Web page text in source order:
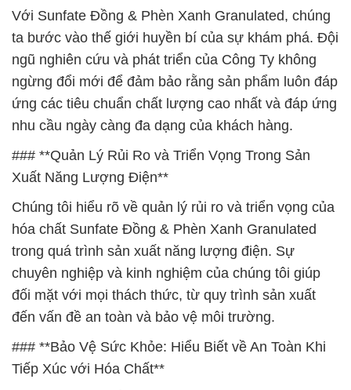
Với Sunfate Đồng & Phèn Xanh Granulated, chúng
ta bước vào thế giới huyền bí của sự khám phá. Đội
ngũ nghiên cứu và phát triển của Công Ty không
ngừng đổi mới để đảm bảo rằng sản phẩm luôn đáp
ứng các tiêu chuẩn chất lượng cao nhất và đáp ứng
nhu cầu ngày càng đa dạng của khách hàng.
### **Quản Lý Rủi Ro và Triển Vọng Trong Sản
Xuất Năng Lượng Điện**
Chúng tôi hiểu rõ về quản lý rủi ro và triển vọng của
hóa chất Sunfate Đồng & Phèn Xanh Granulated
trong quá trình sản xuất năng lượng điện. Sự
chuyên nghiệp và kinh nghiệm của chúng tôi giúp
đối mặt với mọi thách thức, từ quy trình sản xuất
đến vấn đề an toàn và bảo vệ môi trường.
### **Bảo Vệ Sức Khỏe: Hiểu Biết về An Toàn Khi
Tiếp Xúc với Hóa Chất**